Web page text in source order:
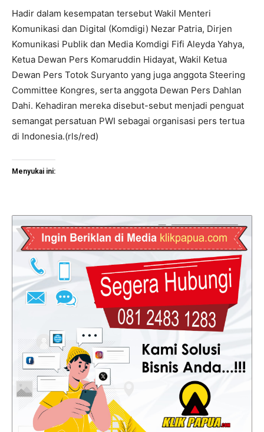
Hadir dalam kesempatan tersebut Wakil Menteri
Komunikasi dan Digital (Komdigi) Nezar Patria, Dirjen
Komunikasi Publik dan Media Komdigi Fifi Aleyda Yahya,
Ketua Dewan Pers Komaruddin Hidayat, Wakil Ketua
Dewan Pers Totok Suryanto yang juga anggota Steering
Committee Kongres, serta anggota Dewan Pers Dahlan
Dahi. Kehadiran mereka disebut-sebut menjadi penguat
semangat persatuan PWI sebagai organisasi pers tertua
di Indonesia.(rls/red)
Menyukai ini: